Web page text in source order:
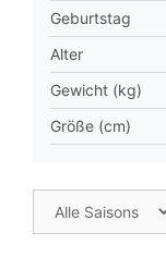
Geburtstag
Alter
Gewicht (kg)
Größe (cm)